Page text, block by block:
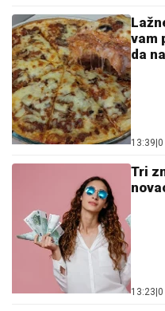
vam
da
13:39|0
Tri
13:23|0